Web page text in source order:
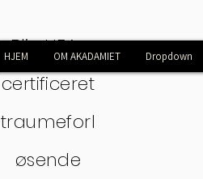
Bliv HEA-
certificeret
traumeforl
øsende
HJEM OM AKADAMIET Dropdown